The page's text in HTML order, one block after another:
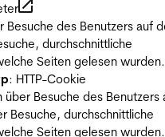
Besuche des Benutzers auf
durchschnittliche
Seiten gelesen wurden.
: HTTP-Cookie
über Besuche des Benutzers
Besuche, durchschnittliche
Seiten gelesen wurden.